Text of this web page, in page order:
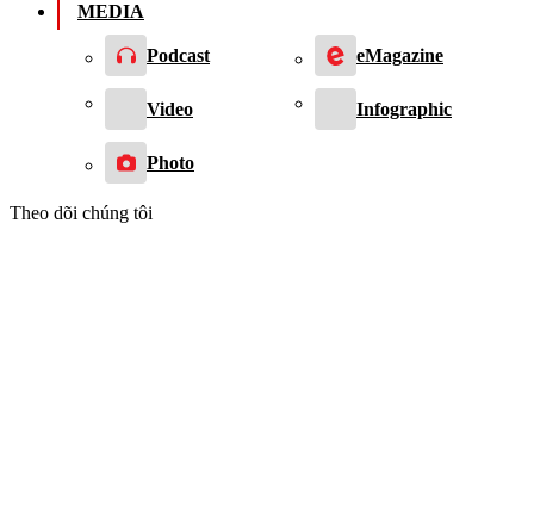
MEDIA
Podcast eMagazine
Video Infographic
Photo
Theo dõi chúng tôi